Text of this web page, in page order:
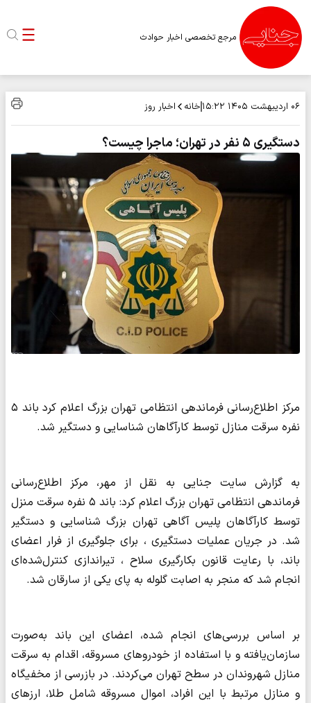
مرجع تخصصی اخبار حوادث
۰۶ اردیبهشت ۱۴۰۵ ۱۵:۲۲ خانه اخبار روز
دستگیری ۵ نفر در تهران؛ ماجرا چیست؟
مرکز اطلاع‌رسانی فرماندهی انتظامی تهران بزرگ اعلام کرد باند ۵
نفره سرقت منازل توسط کارآگاهان شناسایی و دستگیر شد.
به گزارش سایت جنایی به نقل از مهر، مرکز اطلاع‌رسانی
فرماندهی انتظامی تهران بزرگ اعلام کرد: باند ۵ نفره‌ سرقت منزل
توسط کارآگاهان پلیس آگاهی تهران بزرگ شناسایی و دستگیر
شد. در جریان عملیات دستگیری ، برای جلوگیری از فرار اعضای
باند، با رعایت قانون بکارگیری سلاح ، تیراندازی کنترل‌شده‌ای
انجام شد که منجر به اصابت گلوله به پای یکی از سارقان شد.
بر اساس بررسی‌های انجام شده، اعضای این باند به‌صورت
سازمان‌یافته و با استفاده از خودروهای مسروقه، اقدام به سرقت
منازل شهروندان در سطح تهران می‌کردند. در بازرسی از مخفیگاه
و منازل مرتبط با این افراد، اموال مسروقه شامل طلا، ارزهای